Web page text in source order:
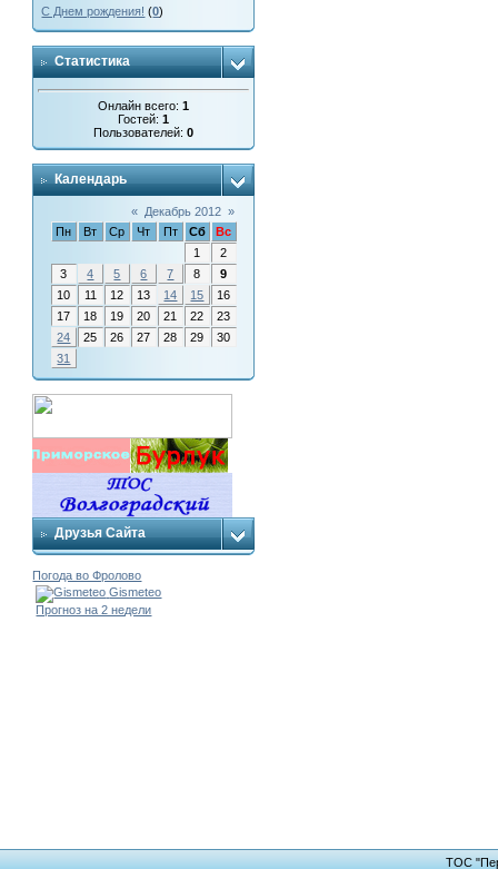
С Днем рождения! (0)
Статистика
Онлайн всего:1
Гостей:1
Пользователей:0
Календарь
« Декабрь 2012 »
Пн
Вт Ср Чт Пт Сб
Вс
1
2
3
4 5 6 7 8
9
10
11 12 13 14 15
16
17
18 19 20 21 22
23
24
25 26 27 28 29
30
31
Друзья Сайта
Погода во Фролово
Gismeteo
Прогноз на 2 недели
ТОС